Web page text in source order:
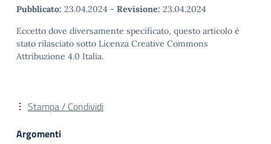
Pubblicato: 23.04.2024 - Revisione: 23.04.2024
Eccetto dove diversamente specificato, questo articolo è
stato rilasciato sotto Licenza Creative Commons
Attribuzione 4.0 Italia.
Stampa / Condividi
Argomenti